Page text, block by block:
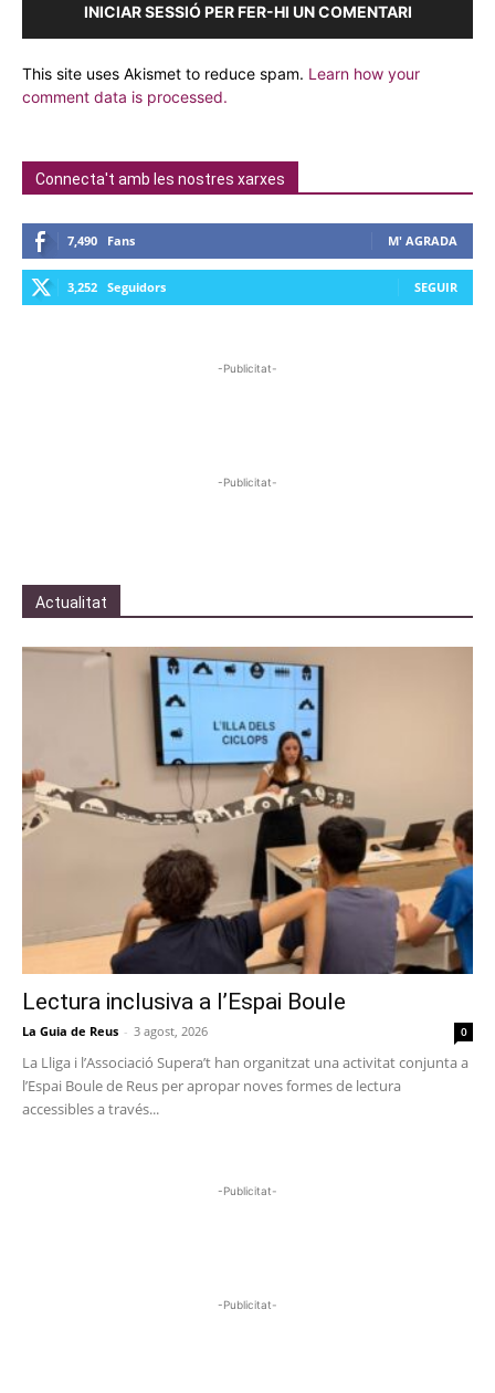
INICIAR SESSIÓ PER FER-HI UN COMENTARI
This site uses Akismet to reduce spam. Learn how your
comment data is processed.
Connecta't amb les nostres xarxes
7,490 Fans M' AGRADA
3,252 Seguidors SEGUIR
-Publicitat-
-Publicitat-
Actualitat
Lectura inclusiva a l’Espai Boule
La Guia de Reus - 3 agost, 2026 0
La Lliga i l’Associació Supera’t han organitzat una activitat conjunta a
l’Espai Boule de Reus per apropar noves formes de lectura
accessibles a través...
-Publicitat-
-Publicitat-